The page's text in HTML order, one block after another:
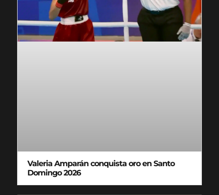
Valeria Amparán conquista oro en Santo
Domingo 2026